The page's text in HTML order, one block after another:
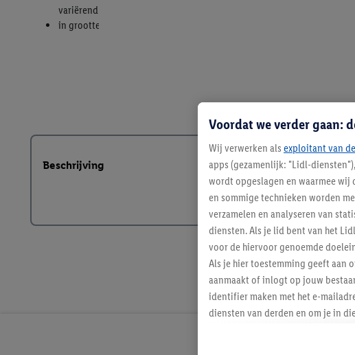
Beschrijving
Voordat we verder gaan:
Wij verwerken als exploitant van
apps (gezamenlijk: "Lidl-
wordt opgeslagen en waarmee
en sommige technieken worden
verzamelen en analyseren van
diensten. Als je lid bent van het
voor de hiervoor genoemde
Als je hier toestemming geeft aan
aanmaakt of inlogt op jouw
identifier maken met het e-
diensten van derden en om je in